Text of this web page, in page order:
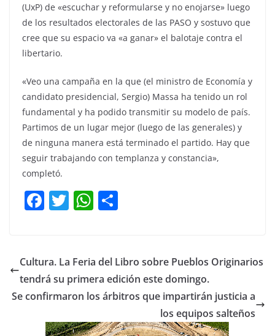
(UxP) de «escuchar y reformularse y no enojarse» luego
de los resultados electorales de las PASO y sostuvo que
cree que su espacio va «a ganar» el balotaje contra el
libertario.
«Veo una campaña en la que (el ministro de Economía y
candidato presidencial, Sergio) Massa ha tenido un rol
fundamental y ha podido transmitir su modelo de país.
Partimos de un lugar mejor (luego de las generales) y
de ninguna manera está terminado el partido. Hay que
seguir trabajando con templanza y constancia»,
completó.
F
e
b
o
o
T
er
W
s
A
p
p
p
ar
tir
Cultura. La Feria del Libro sobre Pueblos Originarios
tendrá su primera edición este domingo.
Se confirmaron los árbitros que impartirán justicia a
los equipos salteños